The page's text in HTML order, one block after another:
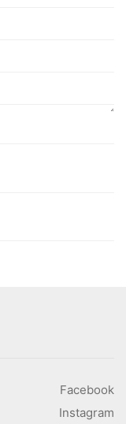
Facebook
Instagram